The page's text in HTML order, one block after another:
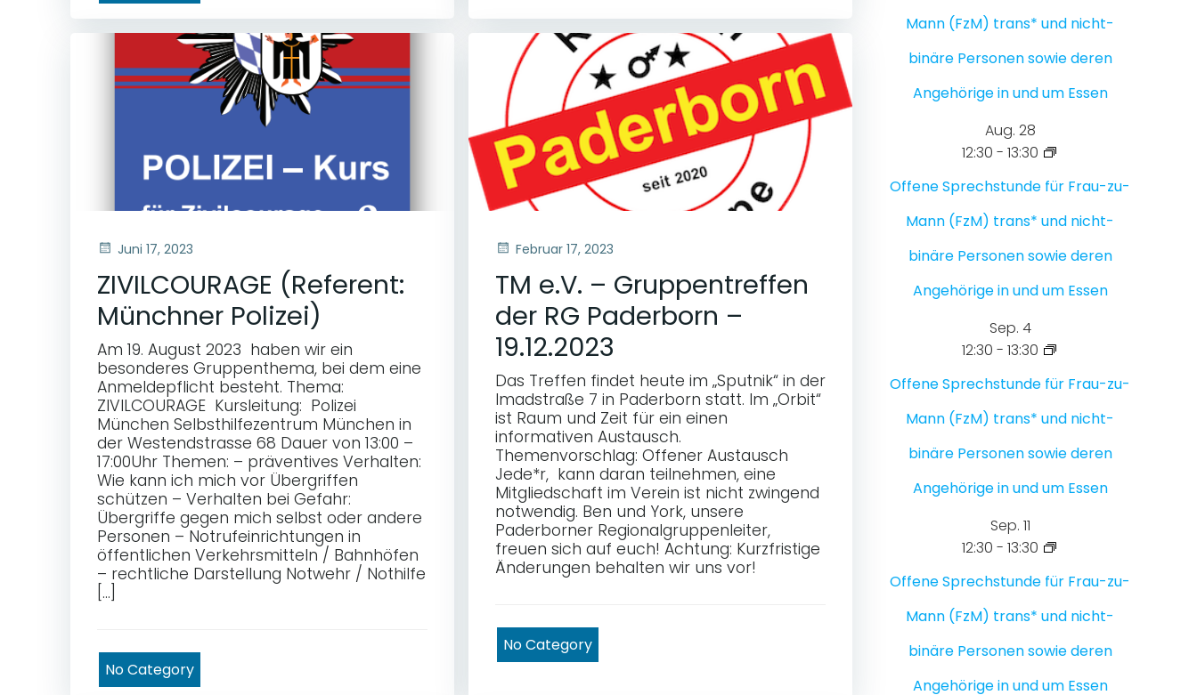
Juni 17, 2023
ZIVILCOURAGE (Referent:
Münchner Polizei)
Am 19. August 2023 haben wir ein
besonderes Gruppenthema, bei dem eine
Anmeldepflicht besteht. Thema:
ZIVILCOURAGE Kursleitung: Polizei
München Selbsthilfezentrum München in
der Westendstrasse 68 Dauer von 13:00 –
17:00Uhr Themen: – präventives Verhalten:
Wie kann ich mich vor Übergriffen
schützen – Verhalten bei Gefahr:
Übergriffe gegen mich selbst oder andere
Personen – Notrufeinrichtungen in
öffentlichen Verkehrsmitteln / Bahnhöfen
– rechtliche Darstellung Notwehr / Nothilfe
[…]
No Category
Februar 17, 2023
TM e.V. – Gruppentreffen
der RG Paderborn –
19.12.2023
Das Treffen findet heute im „Sputnik“ in der
Imadstraße 7 in Paderborn statt. Im „Orbit“
ist Raum und Zeit für ein einen
informativen Austausch.
Themenvorschlag: Offener Austausch
Jede*r, kann daran teilnehmen, eine
Mitgliedschaft im Verein ist nicht zwingend
notwendig. Ben und York, unsere
Paderborner Regionalgruppenleiter,
freuen sich auf euch! Achtung: Kurzfristige
Änderungen behalten wir uns vor!
No Category
Mann (FzM) trans* und nicht-
binäre Personen sowie deren
Angehörige in und um Essen
Aug. 28
12:30 - 13:30
Offene Sprechstunde für Frau-zu-
Mann (FzM) trans* und nicht-
binäre Personen sowie deren
Angehörige in und um Essen
Sep. 4
12:30 - 13:30
Offene Sprechstunde für Frau-zu-
Mann (FzM) trans* und nicht-
binäre Personen sowie deren
Angehörige in und um Essen
Sep. 11
12:30 - 13:30
Offene Sprechstunde für Frau-zu-
Mann (FzM) trans* und nicht-
binäre Personen sowie deren
Angehörige in und um Essen